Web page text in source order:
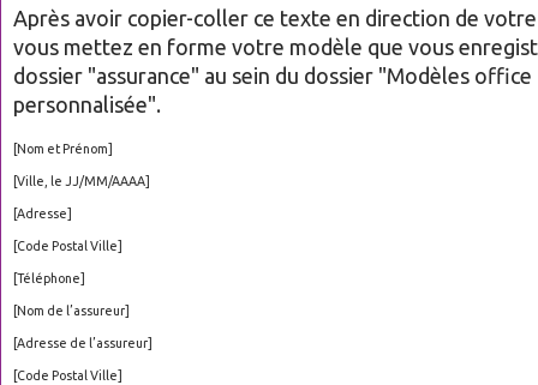
Après avoir copier-coller ce texte en direction de
vous mettez en forme votre modèle que vous
dossier "assurance" au sein du dossier "Modèles office
personnalisée".
[Nom et Prénom]
[Ville, le JJ/MM/AAAA]
[Adresse]
[Code Postal Ville]
[Téléphone]
[Nom de l’assureur]
[Adresse de l’assureur]
[Code Postal Ville]